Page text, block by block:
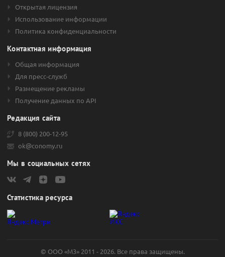
Открытая лицензия
Использование информации
Политика конфиденциальности
Контактная информация
Общая информация
Для пресс-служб
Размещение рекламы
Получение данных по API
Редакция сайта
8 (800) 200-12-95
ok@conomy.ru
Мы в социальных сетях
Статистика ресурса
© ООО «М3» 2011 - 2026. Все права защищены.